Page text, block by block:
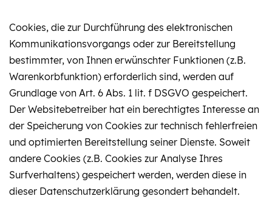
Cookies, die zur Durchführung des elektronischen
Kommunikationsvorgangs oder zur Bereitstellung
bestimmter, von Ihnen erwünschter Funktionen (z.B.
Warenkorbfunktion) erforderlich sind, werden auf
Grundlage von Art. 6 Abs. 1 lit. f DSGVO gespeichert.
Der Websitebetreiber hat ein berechtigtes Interesse an
der Speicherung von Cookies zur technisch fehlerfreien
und optimierten Bereitstellung seiner Dienste. Soweit
andere Cookies (z.B. Cookies zur Analyse Ihres
Surfverhaltens) gespeichert werden, werden diese in
dieser Datenschutzerklärung gesondert behandelt.